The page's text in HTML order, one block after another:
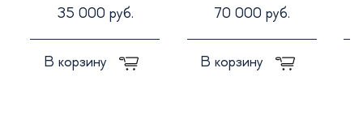
35 000 руб.
В корзину
70 000 руб.
В корзину